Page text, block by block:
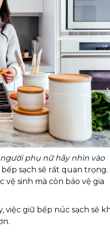
phụ nữ hãy nhìn vào
bếp sạch sẽ rất quan trọng.
sinh mà còn bảo vệ gia
việc giữ bếp núc sạch sẽ